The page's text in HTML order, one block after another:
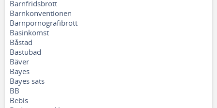
Barnfridsbrott
Barnkonventionen
Barnpornografibrott
Basinkomst
Båstad
Bastubad
Bäver
Bayes
Bayes sats
BB
Bebis